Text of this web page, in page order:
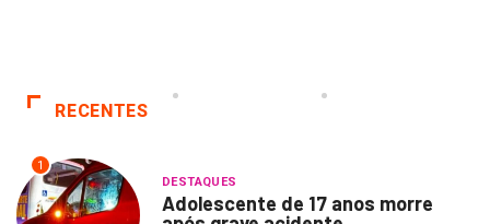
RECENTES
1
DESTAQUES
Adolescente de 17 anos morre